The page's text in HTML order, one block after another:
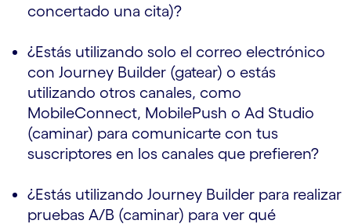
concertado una cita)?
¿Estás utilizando solo el correo electrónico
con Journey Builder (gatear) o estás
utilizando otros canales, como
MobileConnect, MobilePush o Ad Studio
(caminar) para comunicarte con tus
suscriptores en los canales que prefieren?
¿Estás utilizando Journey Builder para realizar
pruebas A/B (caminar) para ver qué